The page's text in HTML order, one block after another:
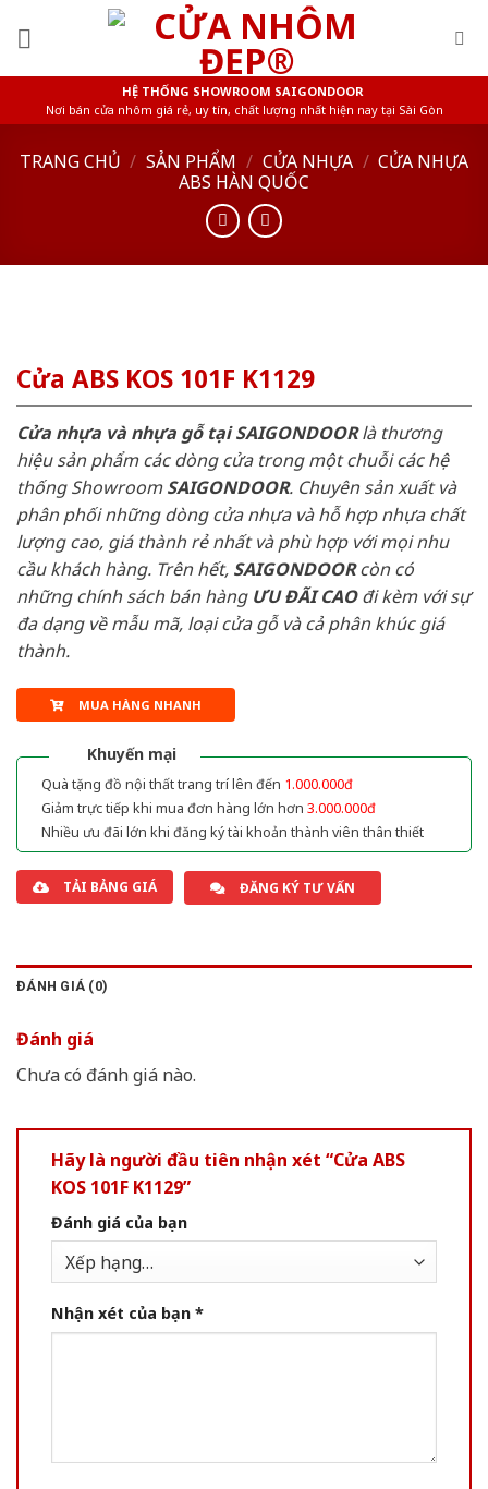
HỆ THỐNG SHOWROOM SAIGONDOOR
Nơi bán cửa nhôm giá rẻ, uy tín, chất lượng nhất hiện nay tại Sài Gòn
TRANG CHỦ / SẢN PHẨM / CỬA NHỰA / CỬA NHỰA
ABS HÀN QUỐC
Cửa ABS KOS 101F K1129
Cửa nhựa và nhựa gỗ tại SAIGONDOORlà thương
hiệu sản phẩm các dòng cửa trong một chuỗi các hệ
thống ShowroomSAIGONDOOR. Chuyên sản xuất và
phân phối những dòng cửa nhựa và hỗ hợp nhựa chất
lượng cao, giá thành rẻ nhất và phù hợp với mọi nhu
cầu khách hàng. Trên hết, SAIGONDOORcòn có
những chính sách bán hàng ƯU ĐÃI CAOđi kèm với sự
đa dạng về mẫu mã, loại cửa gỗ và cả phân khúc giá
thành.
MUA HÀNG NHANH
Khuyến mại
Quà tặng đồ nội thất trang trí lên đến 1.000.000đ
Giảm trực tiếp khi mua đơn hàng lớn hơn 3.000.000đ
Nhiều ưu đãi lớn khi đăng ký tài khoản thành viên thân thiết
TẢI BẢNG GIÁ ĐĂNG KÝ TƯ VẤN
ĐÁNH GIÁ (0)
Đánh giá
Chưa có đánh giá nào.
Hãy là người đầu tiên nhận xét “Cửa ABS
KOS 101F K1129”
Đánh giá của bạn
Nhận xét của bạn *